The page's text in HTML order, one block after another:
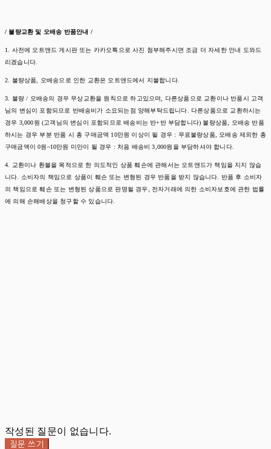
/ 불량교환 및 오배송 반품안내 /
1. 사전에 오트앤드 게시판 또는 카카오톡으로 사진 첨부해주시면 조금 더 자세한 안내 도와드
리겠습니다.
2. 불량상품, 오배송으로 인한 교환은 오트앤드에서 지불합니다.
3. 불량 / 오배송의 경우 무상교환을 원칙으로 하고있으며, 다른상품으로 교환이나 반품시 고객
님의 변심이 포함되므로 반배송비가 소요되는점 양해부탁드립니다. 다른상품으로 교환하시는
경우 3,000원 (고객님의 변심이 포함되므로 배송비는 반+반 부담합니다) 불량상품, 오배송 반품
하시는 경우 부분 반품 시 총 구매금액 10만원 이상이 될 경우 : 무료불량상품, 오배송 제외한 총
구매금액이 0원~10만원 미만이 될 경우 : 처음 배송비 3,000원을 부담하셔야 합니다.
4. 교환이나 환불을 목적으로 한 의도적인 상품 훼손에 관해서는 오트앤드가 책임을 지지 않습
니다. 소비자의 책임으로 상품이 훼손 또는 변형된 경우 반품을 받지 않습니다. 반품 후 소비자
의 책임으로 훼손 또는 변형된 상품으로 판명될 경우, 전자거래에 의한 소비자보호에 관한 법률
에 의해 손해배상을 청구할 수 있습니다.
작성된 질문이 없습니다.
질문 쓰기